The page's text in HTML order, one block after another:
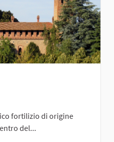
fortilizio di origine
del...